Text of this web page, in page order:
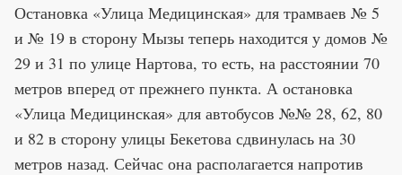
Остановка «Улица Медицинская» для трамваев № 5
и № 19 в сторону Мызы теперь находится у домов №
29 и 31 по улице Нартова, то есть, на расстоянии 70
метров вперед от прежнего пункта. А остановка
«Улица Медицинская» для автобусов №№ 28, 62, 80
и 82 в сторону улицы Бекетова сдвинулась на 30
метров назад. Сейчас она располагается напротив